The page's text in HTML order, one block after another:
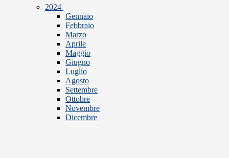
2024
Gennaio
Febbraio
Marzo
Aprile
Maggio
Giugno
Luglio
Agosto
Settembre
Ottobre
Novembre
Dicembre